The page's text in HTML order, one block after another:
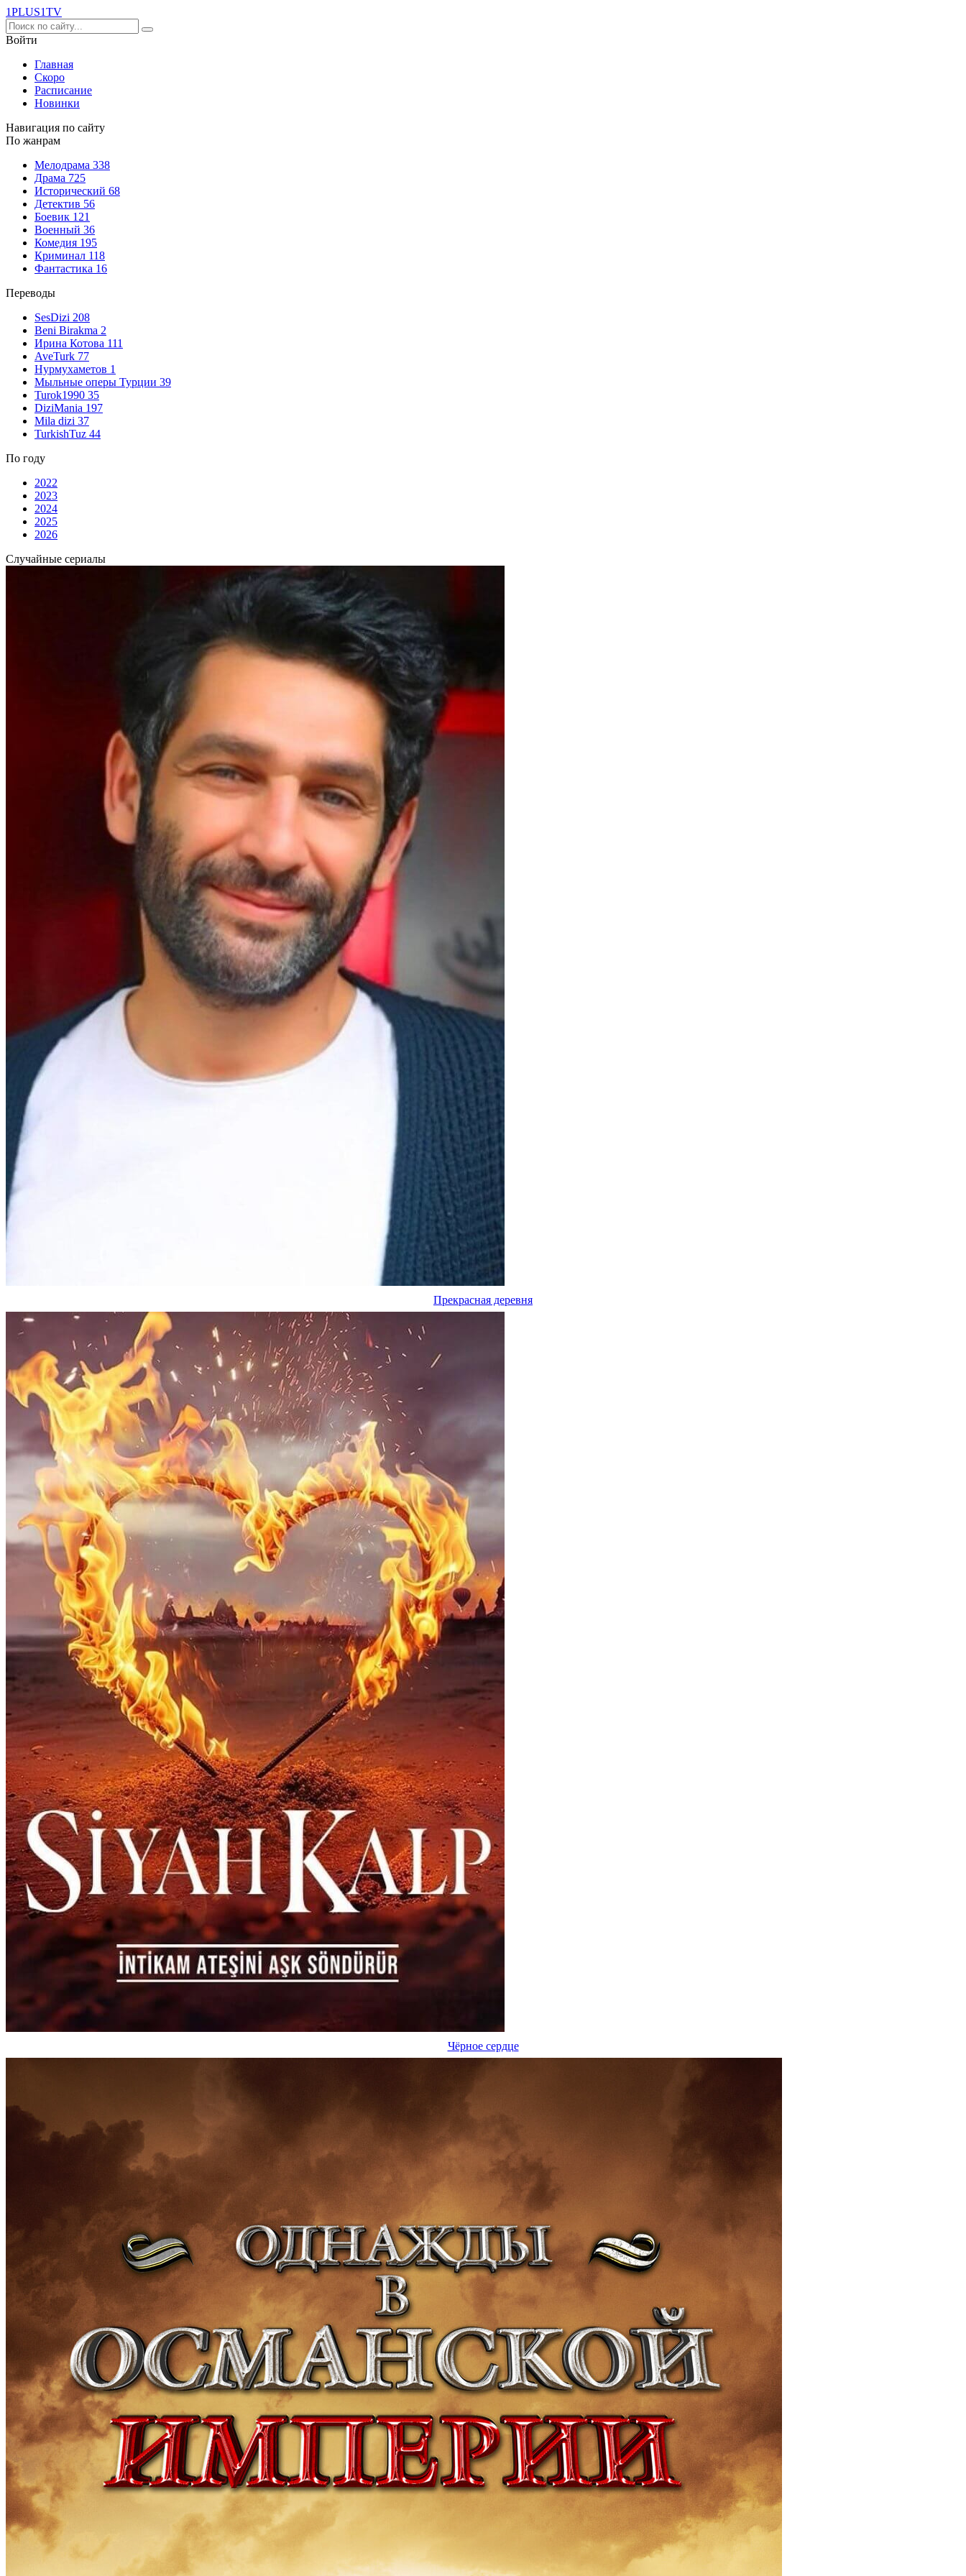
1PLUS1TV
Войти
Главная
Скоро
Расписание
Новинки
Навигация по сайту
По жанрам
Мелодрама 338
Драма 725
Исторический 68
Детектив 56
Боевик 121
Военный 36
Комедия 195
Криминал 118
Фантастика 16
Переводы
SesDizi 208
Beni Birakma 2
Ирина Котова 111
AveTurk 77
Нурмухаметов 1
Мыльные оперы Турции 39
Turok1990 35
DiziMania 197
Mila dizi 37
TurkishTuz 44
По году
2022
2023
2024
2025
2026
Случайные сериалы
Прекрасная деревня
Чёрное сердце